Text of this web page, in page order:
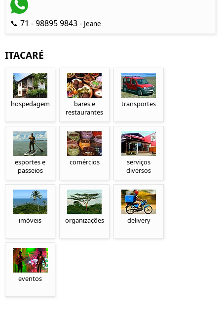
📞 71 - 98895 9843 - Jeane
ITACARÉ
hospedagem
bares e
restaurantes
transportes
esportes e
passeios
comércios
serviços
diversos
imóveis organizações delivery
eventos